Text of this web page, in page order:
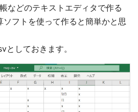
などのテキストエディタで作る
フトを使って作ると簡単かと思
としておきます。